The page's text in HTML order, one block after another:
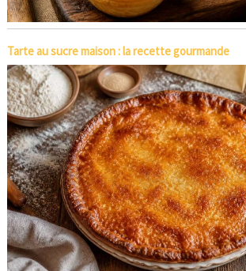
Tarte au sucre maison : la recette gourmande